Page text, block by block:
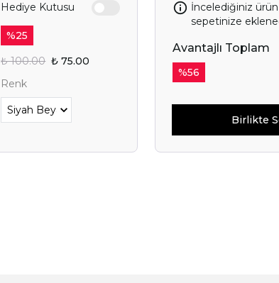
Hediye Kutusu
%25
₺ 100.00 ₺ 75.00
Renk
İncelediğiniz
sepetinize
Avantajlı Toplam
%56
Birlikte
YAZ FIRSATIN SENİ
Alışverişe Başla